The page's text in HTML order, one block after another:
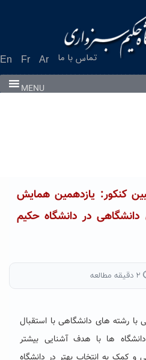
En Fr Ar تماس با ما
MENU
کنکور: یازدهمین همایش
در دانشگاه حکیم
رشته های دانشگاهی با استقبال
ها با هدف آشنایی بیشتر